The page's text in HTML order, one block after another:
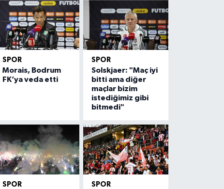
SPOR
Morais, Bodrum
FK’ya veda etti
SPOR
Solskjaer: "Maç iyi
bitti ama diğer
maçlar bizim
istediğimiz gibi
bitmedi"
SPOR SPOR